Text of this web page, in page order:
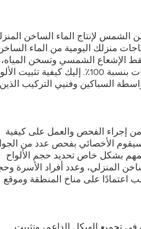
الشمس لإنتاج الماء الساخن
منزلك اليومية من الماء
الإشعاع الشمسي وتسخن المياه،
لتحل محل سخان المياه الكلاسيكي بنظام صديق للبيئة خالٍ من الانبعاثات بنسبة 100٪. إليك كيفية
السباكين وفنيي التركيب
إجراء الفحص والعمل على كيفية
الأخصائي بفحص عدد من
بشكل خاص تحديد حجم الألواح
المنزلي، وعدد أفراد الأسرة
اعتمادًا على مناخ المنطقة وموقع